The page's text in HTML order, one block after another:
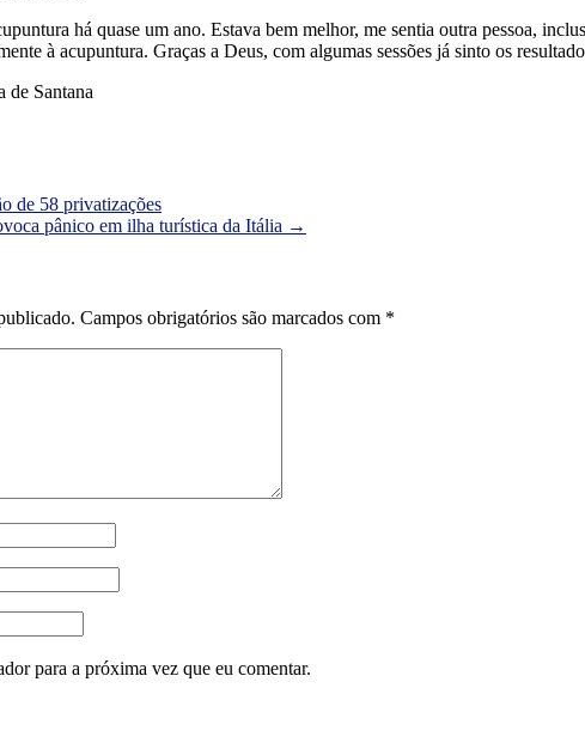
há quase um ano. Estava bem melhor, me sentia outra pessoa,
à acupuntura. Graças a Deus, com algumas sessões já sinto os
de Santana
de 58 privatizações
pânico em ilha turística da Itália →
Campos obrigatórios são marcados com *
para a próxima vez que eu comentar.